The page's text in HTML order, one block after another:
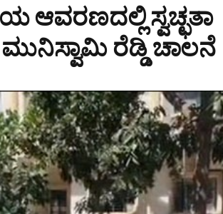
ಆವರಣದಲ್ಲಿ ಸ್ವಚ್ಛತಾ
ರೆಡ್ಡಿ ಚಾಲನೆ